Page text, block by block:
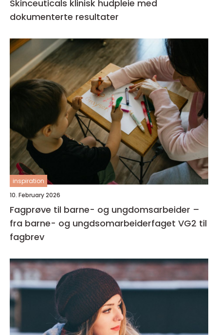
Skinceuticals klinisk hudpleie med
dokumenterte resultater
inspiration
10. February 2026
Fagprøve til barne- og ungdomsarbeider –
fra barne- og ungdsomarbeiderfaget VG2 til
fagbrev